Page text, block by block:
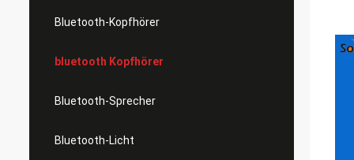
Bluetooth-Kopfhörer
bluetooth Kopfhörer
Bluetooth-Sprecher
Bluetooth-Licht